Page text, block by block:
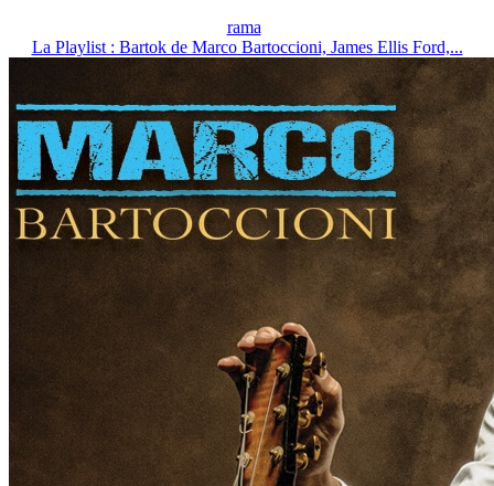
rama
La Playlist : Bartok de Marco Bartoccioni, James Ellis Ford,...